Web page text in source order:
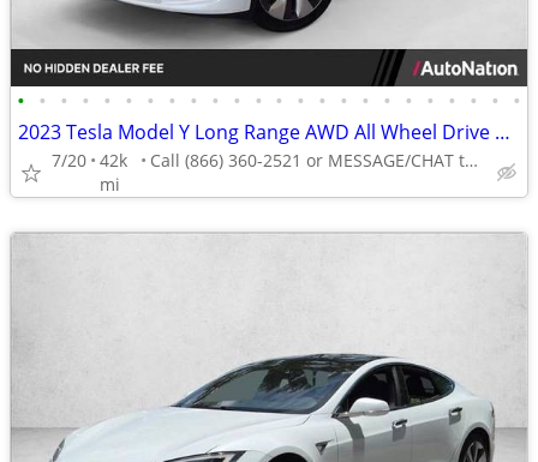
• • • • • • • • • • • • • • • • • • • • • • • •
2023 Tesla Model Y Long Range AWD All Wheel Drive SUV Electric AUTONATION
7/20 42k
mi
Call (866) 360-2521 or MESSAGE/CHAT to confirm availability